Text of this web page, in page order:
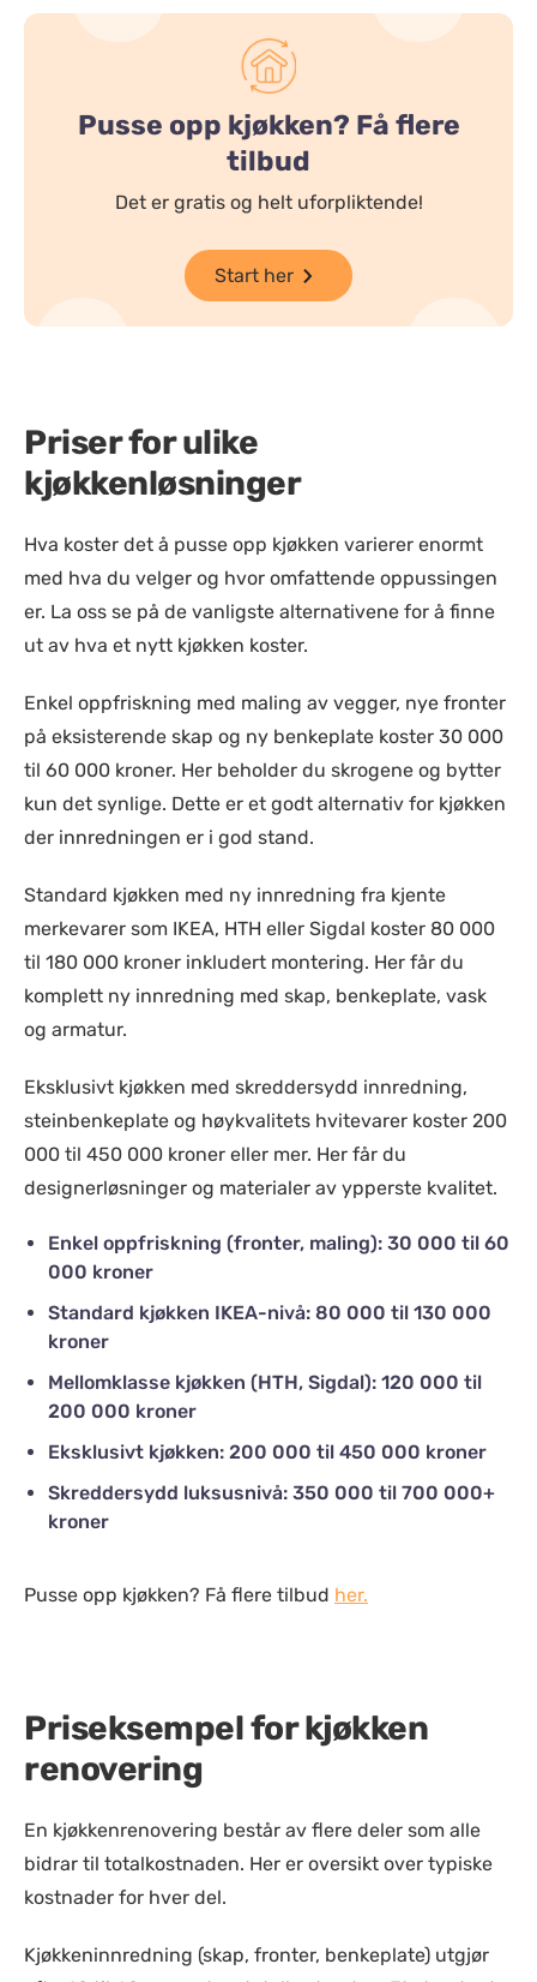
Pusse opp kjøkken? Få flere
tilbud
Det er gratis og helt uforpliktende!
Start her
Priser for ulike
kjøkkenløsninger
Hva koster det å pusse opp kjøkken varierer enormt
med hva du velger og hvor omfattende oppussingen
er. La oss se på de vanligste alternativene for å finne
ut av hva et nytt kjøkken koster.
Enkel oppfriskning med maling av vegger, nye fronter
på eksisterende skap og ny benkeplate koster 30 000
til 60 000 kroner. Her beholder du skrogene og bytter
kun det synlige. Dette er et godt alternativ for kjøkken
der innredningen er i god stand.
Standard kjøkken med ny innredning fra kjente
merkevarer som IKEA, HTH eller Sigdal koster 80 000
til 180 000 kroner inkludert montering. Her får du
komplett ny innredning med skap, benkeplate, vask
og armatur.
Eksklusivt kjøkken med skreddersydd innredning,
steinbenkeplate og høykvalitets hvitevarer koster 200
000 til 450 000 kroner eller mer. Her får du
designerløsninger og materialer av ypperste kvalitet.
Enkel oppfriskning (fronter, maling): 30 000 til 60
000 kroner
Standard kjøkken IKEA-nivå: 80 000 til 130 000
kroner
Mellomklasse kjøkken (HTH, Sigdal): 120 000 til
200 000 kroner
Eksklusivt kjøkken: 200 000 til 450 000 kroner
Skreddersydd luksusnivå: 350 000 til 700 000+
kroner
Pusse opp kjøkken? Få flere tilbud her.
Priseksempel for kjøkken
renovering
En kjøkkenrenovering består av flere deler som alle
bidrar til totalkostnaden. Her er oversikt over typiske
kostnader for hver del.
Kjøkkeninnredning (skap, fronter, benkeplate) utgjør